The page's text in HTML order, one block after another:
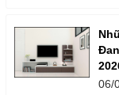
06/